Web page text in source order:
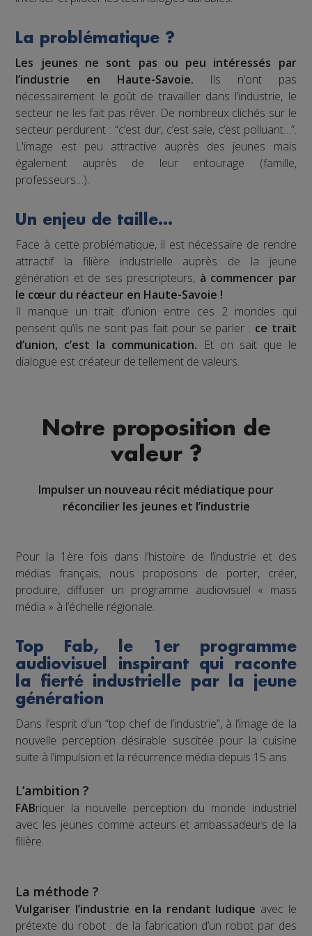
La problématique ?
Les jeunes ne sont pas ou peu intéressés par
l’industrie en Haute-Savoie. Ils n’ont pas
nécessairement le goût de travailler dans l’industrie, le
secteur ne les fait pas rêver. De nombreux clichés sur le
secteur perdurent : “c’est dur, c’est sale, c’est polluant…”.
L'image est peu attractive auprès des jeunes mais
également auprès de leur entourage (famille,
professeurs…).
Un enjeu de taille…
Face à cette problématique, il est nécessaire de rendre
attractif la filière industrielle auprès de la jeune
génération et de ses prescripteurs, à commencer par
le cœur du réacteur en Haute-Savoie !
Il manque un trait d’union entre ces 2 mondes qui
pensent qu’ils ne sont pas fait pour se parler : ce trait
d’union, c’est la communication. Et on sait que le
dialogue est créateur de tellement de valeurs.
Notre proposition de
valeur ?
Impulser un nouveau récit médiatique pour
réconcilier les jeunes et l’industrie
Pour la 1ère fois dans l’histoire de l’industrie et des
médias français, nous proposons de porter, créer,
produire, diffuser un programme audiovisuel « mass
média » à l’échelle régionale.
Top Fab, le 1er programme
audiovisuel inspirant qui raconte
la fierté industrielle par la jeune
génération
Dans l’esprit d'un “top chef de l’industrie”, à l’image de la
nouvelle perception désirable suscitée pour la cuisine
suite à l’impulsion et la récurrence média depuis 15 ans.
L’ambition ?
FABriquer la nouvelle perception du monde industriel
avec les jeunes comme acteurs et ambassadeurs de la
filière.
La méthode ?
Vulgariser l’industrie en la rendant ludique avec le
prétexte du robot : de la fabrication d’un robot par des